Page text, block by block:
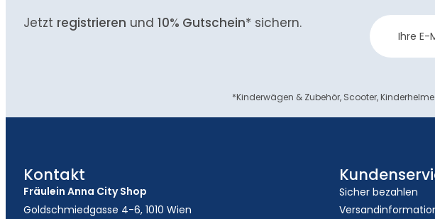
Jetzt registrieren und 10% Gutschein* sichern.
Newsletter
*Kinderwägen & Zubehör, Scooter,
Kontakt
Fräulein Anna City Shop
Goldschmiedgasse 4-6, 1010 Wien
Sicher bezahlen